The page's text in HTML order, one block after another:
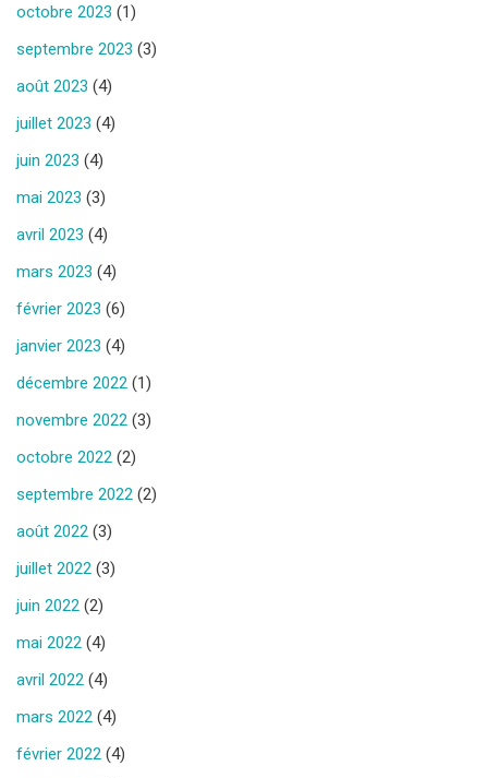
octobre 2023 (1)
septembre 2023 (3)
août 2023 (4)
juillet 2023 (4)
juin 2023 (4)
mai 2023 (3)
avril 2023 (4)
mars 2023 (4)
février 2023 (6)
janvier 2023 (4)
décembre 2022 (1)
novembre 2022 (3)
octobre 2022 (2)
septembre 2022 (2)
août 2022 (3)
juillet 2022 (3)
juin 2022 (2)
mai 2022 (4)
avril 2022 (4)
mars 2022 (4)
février 2022 (4)